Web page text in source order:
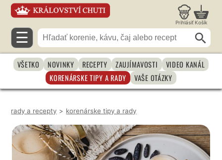
Prihlásiť Košík
☰
VŠETKO NOVINKY RECEPTY ZAUJÍMAVOSTI
VIDEO KANÁL
KORENÁRSKE TIPY A RADY
VAŠE OTÁZKY
rady a recepty > korenárske tipy a rady